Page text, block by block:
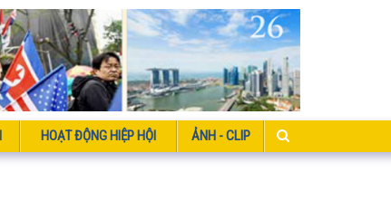
HOẠT ĐỘNG HIỆP HỘI ẢNH - CLIP